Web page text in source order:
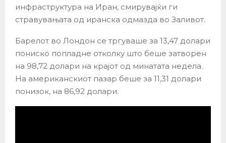
инфраструктура на Иран, смирувајќи ги
стравувањата од иранска одмазда во Заливот.
Барелот во Лондон се тргуваше за 13,47 долари
пониско попладне отколку што беше затворен
на 98,72 долари на крајот од минатата недела.
На американскиот пазар беше за 11,31 долари
понизок, на 86,92 долари.